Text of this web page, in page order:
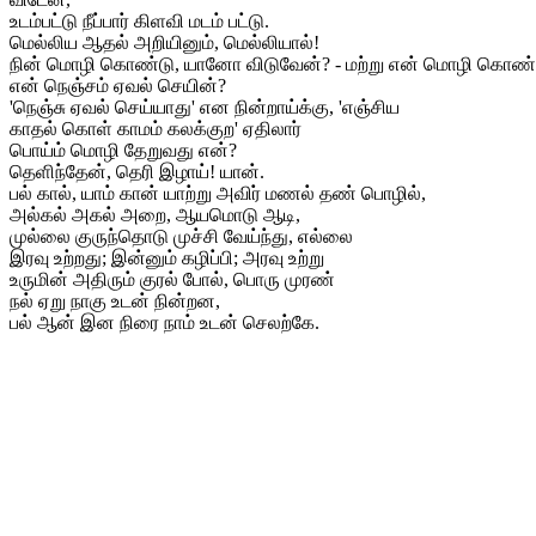
உடம்பட்டு நீப்பார் கிளவி மடம் பட்டு.
மெல்லிய ஆதல் அறியினும், மெல்லியால்!
நின் மொழி கொண்டு, யானோ விடுவேன்? - மற்று என் மொழி
என் நெஞ்சம் ஏவல் செயின்?
'நெஞ்சு ஏவல் செய்யாது' என நின்றாய்க்கு, 'எஞ்சிய
காதல் கொள் காமம் கலக்குற' ஏதிலார்
பொய்ம் மொழி தேறுவது என்?
தெளிந்தேன், தெரி இழாய்! யான்.
பல் கால், யாம் கான் யாற்று அவிர் மணல் தண் பொழில்,
அல்கல் அகல் அறை, ஆயமொடு ஆடி,
முல்லை குருந்தொடு முச்சி வேய்ந்து, எல்லை
இரவு உற்றது; இன்னும் கழிப்பி; அரவு உற்று
உருமின் அதிரும் குரல் போல், பொரு முரண்
நல் ஏறு நாகு உடன் நின்றன,
பல் ஆன் இன நிரை நாம் உடன் செலற்கே.